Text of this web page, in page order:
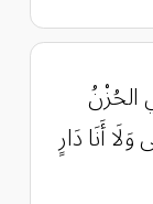
أَنَا دَارٍ